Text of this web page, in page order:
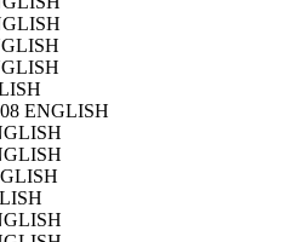
ENGLISH